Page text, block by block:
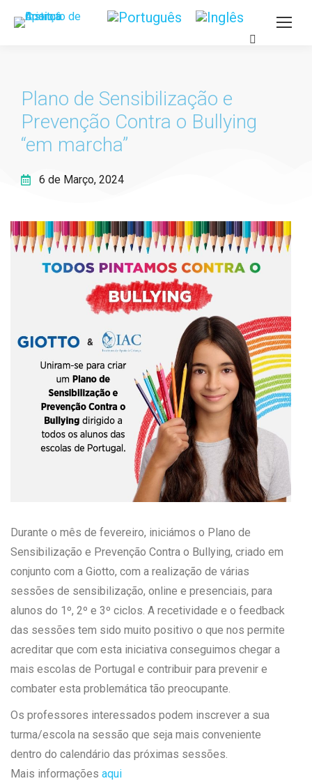
Plano de Sensibilização e
Prevenção Contra o Bullying
“em marcha”
6 de Março, 2024
Durante o mês de fevereiro, iniciámos o Plano de
Sensibilização e Prevenção Contra o Bullying, criado em
conjunto com a Giotto, com a realização de várias
sessões de sensibilização, online e presenciais, para
alunos do 1º, 2º e 3º ciclos. A recetividade e o feedback
das sessões tem sido muito positivo o que nos permite
acreditar que com esta iniciativa conseguimos chegar a
mais escolas de Portugal e contribuir para prevenir e
combater esta problemática tão preocupante.
Os professores interessados podem inscrever a sua
turma/escola na sessão que seja mais conveniente
dentro do calendário das próximas sessões.
Mais informações aqui